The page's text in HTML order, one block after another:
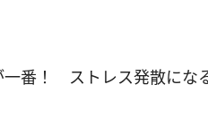
一番！ ストレス発散にな